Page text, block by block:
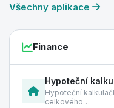
Všechny aplikace
Finance
Hypoteční
Hypoteční
celkového…